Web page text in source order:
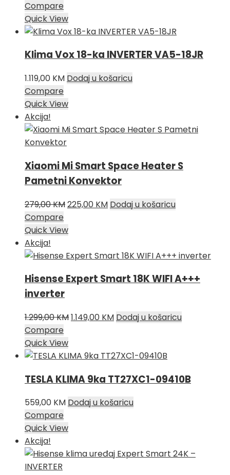
Compare
Quick View
Klima Vox 18-ka INVERTER VA5-18JR
1.119,00 KM Dodaj u košaricu
Compare
Quick View
Akcija!
Xiaomi Mi Smart Space Heater S
Pametni Konvektor
279,00KMIzvorna
bila
279,00 KM.
225,00 KMTrenutna
Dodaj u košaricu
Compare
Quick View
Akcija!
Hisense Expert Smart 18K WIFI A+++
inverter
1.299,00KMIzvorna
je:
1.149,00 KMTrenutna
1.149,00 KM.
Dodaj u košaricu
Compare
Quick View
TESLA KLIMA 9ka TT27XC1-09410B
559,00 KM Dodaj u košaricu
Compare
Quick View
Akcija!